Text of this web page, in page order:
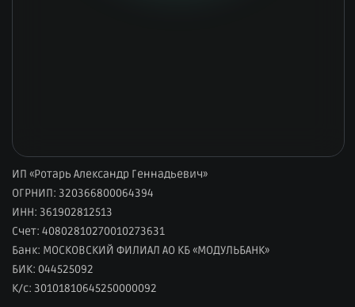
ИП «Ротарь Александр Геннадьевич»
ОГРНИП: 320366800064394
ИНН: 361902812513
Счет: 40802810270010273631
Банк: МОСКОВСКИЙ ФИЛИАЛ АО КБ «МОДУЛЬБАНК»
БИК: 044525092
К/с: 30101810645250000092